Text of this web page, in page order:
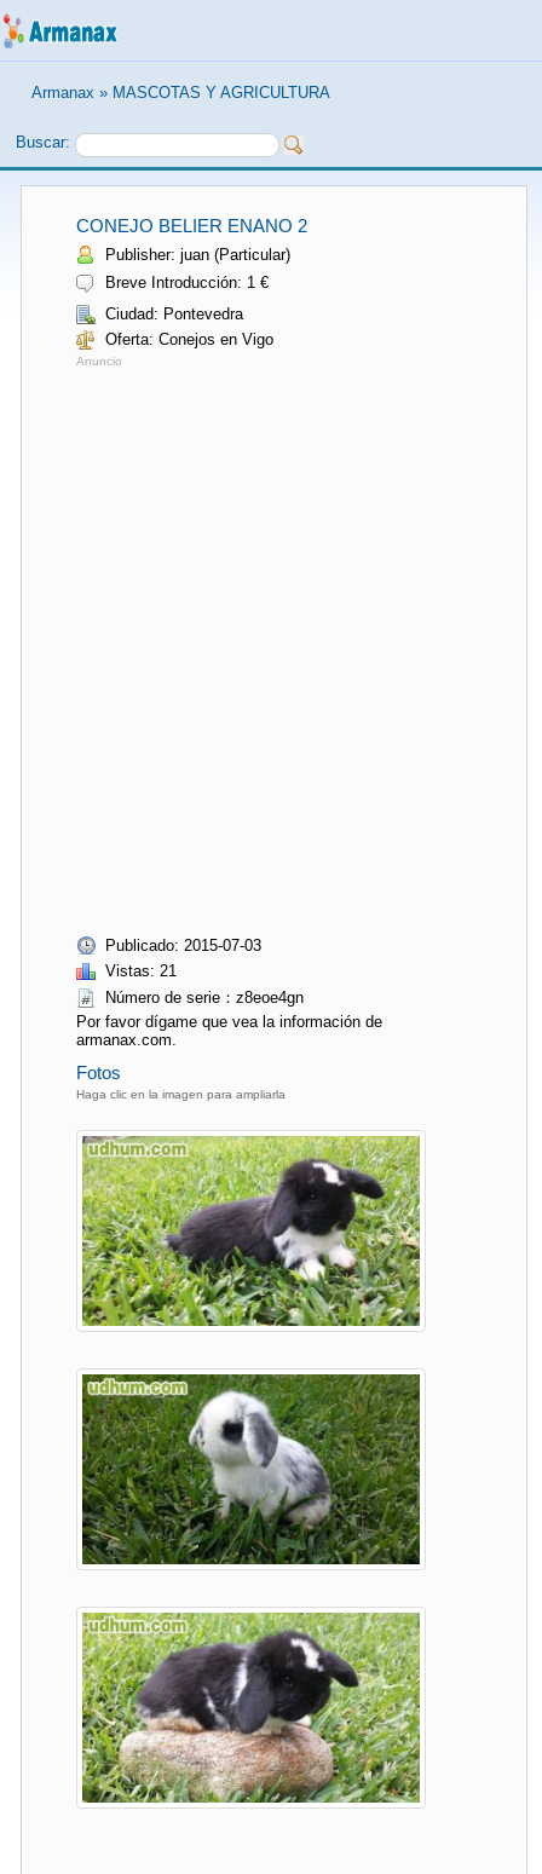
Armanax » MASCOTAS Y AGRICULTURA
Buscar:
CONEJO BELIER ENANO 2
Publisher: juan (Particular)
Breve Introducción: 1 €
Ciudad: Pontevedra
Oferta: Conejos en Vigo
Anuncio
Publicado: 2015-07-03
Vistas: 21
Número de serie：z8eoe4gn
Por favor dígame que vea la información de
armanax.com.
Fotos
Haga clic en la imagen para ampliarla